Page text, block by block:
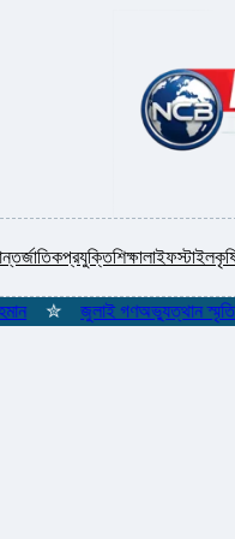
প্রযুক্তিশিক্ষালাইফস্টাইল
✮ জুলাই গণঅভ্যুত্থান স্মৃতি